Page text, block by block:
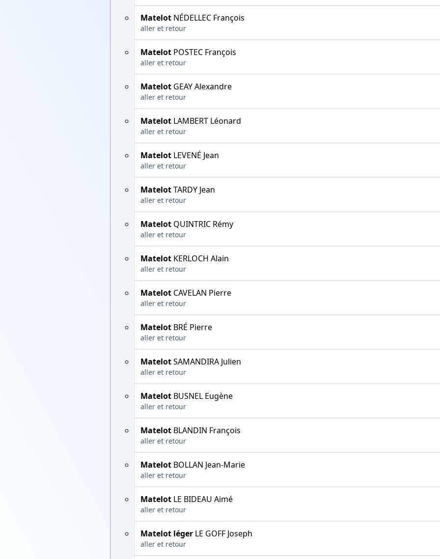
Matelot NÉDELLEC François
aller et retour
Matelot POSTEC François
aller et retour
Matelot GEAY Alexandre
aller et retour
Matelot LAMBERT Léonard
aller et retour
Matelot LEVENÉ Jean
aller et retour
MatelotTARDY Jean
aller et retour
Matelot QUINTRIC Rémy
aller et retour
Matelot KERLOCH Alain
aller et retour
Matelot CAVELAN Pierre
aller et retour
Matelot BRÉ Pierre
aller et retour
MatelotSAMANDIRA Julien
aller et retour
Matelot BUSNEL Eugène
aller et retour
Matelot BLANDIN François
aller et retour
Matelot BOLLAN Jean-Marie
aller et retour
Matelot LE BIDEAU Aimé
aller et retour
Matelot léger LE GOFF Joseph
aller et retour